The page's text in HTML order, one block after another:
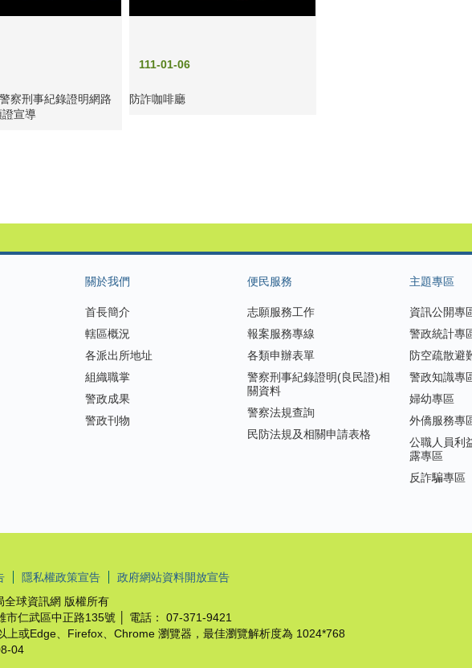
察刑事紀錄證明網路
宣導
111-01-06
防詐咖啡廳
關於我們
首長簡介
轄區概況
各派出所地址
組織職掌
警政成果
警政刊物
便民服務
志願服務工作
報案服務專線
各類申辦表單
警察刑事紀錄證明(良民證)相
關資料
警察法規查詢
民防法規及相關申請表格
主題專區
資訊公開專
警政統計專
防空疏散避
警政知識專
婦幼專區
外僑服務專
公職人員利
露專區
反詐騙專區
隱私權政策宣告
政府網站資料開放宣告
全球資訊網 版權所有
市仁武區中正路135號 │ 電話： 07-371-9421
上或Edge、Firefox、Chrome 瀏覽器，最佳瀏覽解析度為 1024*768
04